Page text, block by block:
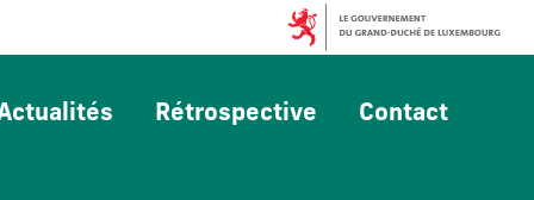
Rétrospective Contact